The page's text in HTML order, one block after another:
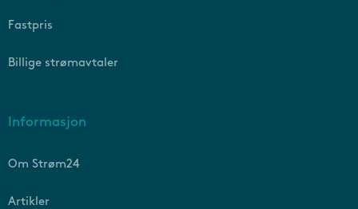
Fastpris
Billige strømavtaler
Informasjon
Om Strøm24
Artikler